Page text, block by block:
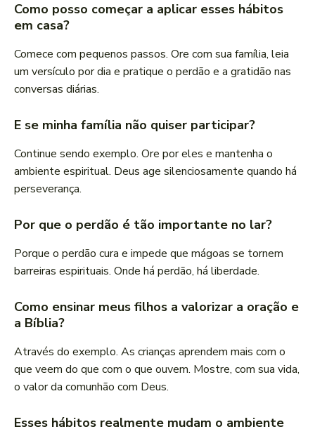
Como posso começar a aplicar esses hábitos
em casa?
Comece com pequenos passos. Ore com sua família, leia
um versículo por dia e pratique o perdão e a gratidão nas
conversas diárias.
E se minha família não quiser participar?
Continue sendo exemplo. Ore por eles e mantenha o
ambiente espiritual. Deus age silenciosamente quando há
perseverança.
Por que o perdão é tão importante no lar?
Porque o perdão cura e impede que mágoas se tornem
barreiras espirituais. Onde há perdão, há liberdade.
Como ensinar meus filhos a valorizar a oração e
a Bíblia?
Através do exemplo. As crianças aprendem mais com o
que veem do que com o que ouvem. Mostre, com sua vida,
o valor da comunhão com Deus.
Esses hábitos realmente mudam o ambiente